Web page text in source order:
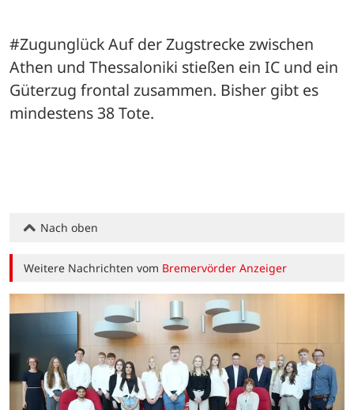
#Zugunglück Auf der Zugstrecke zwischen
Athen und Thessaloniki stießen ein IC und ein
Güterzug frontal zusammen. Bisher gibt es
mindestens 38 Tote.
Nach oben
Weitere Nachrichten vom Bremervörder Anzeiger